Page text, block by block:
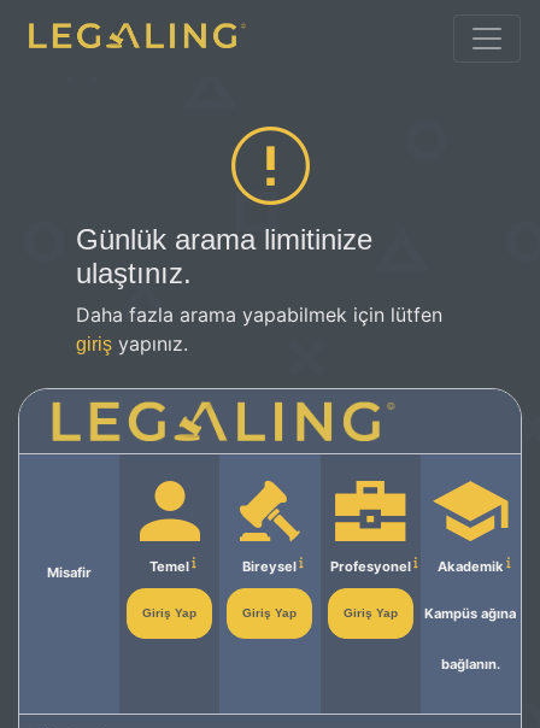
Günlük arama limitinize
ulaştınız.
Daha fazla arama yapabilmek için lütfen
giriş yapınız.
Misafir Temel
Giriş Yap
Bireysel
Giriş Yap
Profesyonel
Giriş Yap
Akademik
Kampüs ağına
bağlanın.